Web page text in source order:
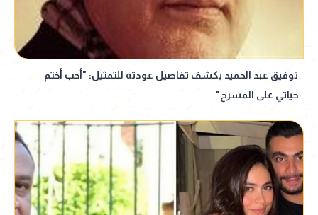
توفيق عبد الحميد يكشف تفاصيل عودته للتمثيل: "أحب أختم
حياتي على المسرح"